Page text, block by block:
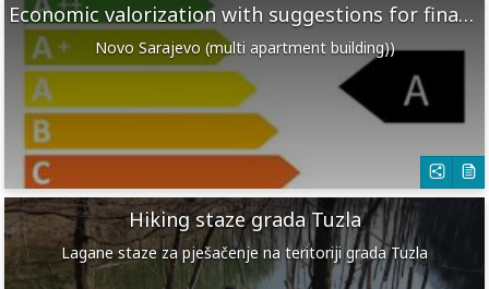
Economic valorization with suggestions for financing EE measures
Novo Sarajevo (multi apartment building))
Hiking staze grada Tuzla
Lagane staze za pješačenje na teritoriji grada Tuzla